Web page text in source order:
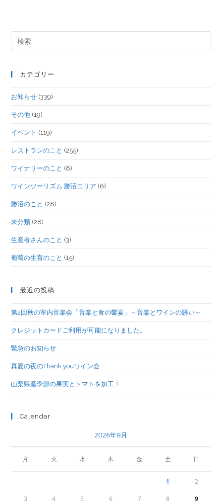
カテゴリー
お知らせ (339)
その他 (19)
イベント (119)
レストランのこと (255)
ワイナリーのこと (8)
ワインツーリズム 勝沼エリア (6)
勝沼のこと (28)
未分類 (28)
生産者さんのこと (3)
葡萄の生育のこと (15)
最近の投稿
第2回秋の室内音楽会「音楽と食の饗宴」～音楽とワインの誘い～
クレジットカードご利用が可能になりました。
緊急のお知らせ
真夏の夜のThank youワイン会
山梨県産季節の果実とトマトを加工！
Calendar
2026年8月
月 火 水 木 金 土 日
1 2
3 4 5 6 7 8 9